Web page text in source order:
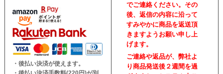
・後払い決済が使えます。
でご連絡ください。 その
後、返信の内容に沿って
すみやかに商品を返送頂
きますようお願い申し上
げます。
ご連絡や返品が、弊社よ
り商品発送後２週間を過